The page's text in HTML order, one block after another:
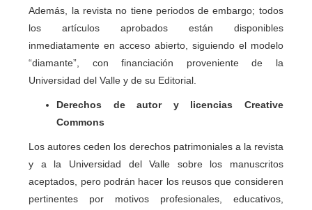
Además, la revista no tiene periodos de embargo; todos
los artículos aprobados están disponibles
inmediatamente en acceso abierto, siguiendo el modelo
“diamante”, con financiación proveniente de la
Universidad del Valle y de su Editorial.
Derechos de autor y licencias Creative
Commons
Los autores ceden los derechos patrimoniales a la revista
y a la Universidad del Valle sobre los manuscritos
aceptados, pero podrán hacer los reusos que consideren
pertinentes por motivos profesionales, educativos,